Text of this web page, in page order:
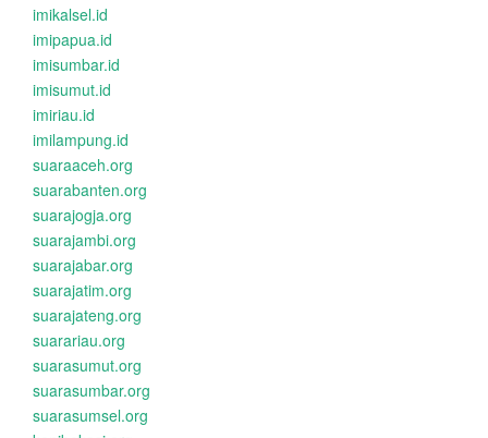
imikalsel.id
imipapua.id
imisumbar.id
imisumut.id
imiriau.id
imilampung.id
suaraaceh.org
suarabanten.org
suarajogja.org
suarajambi.org
suarajabar.org
suarajatim.org
suarajateng.org
suarariau.org
suarasumut.org
suarasumbar.org
suarasumsel.org